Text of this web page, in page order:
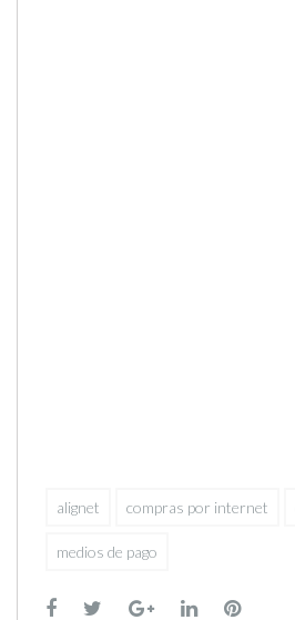
alignet compras por internet
medios de pago
Facebook
TwitterGoogle+
LinkedIn